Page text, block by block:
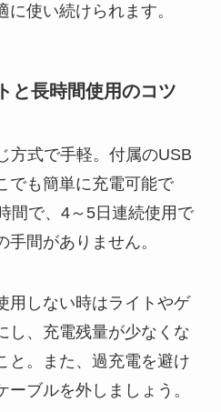
使い続けられます。
と長時間使用のコツ
方式で手軽。付属のUSB
でも簡単に充電可能で
間で、4～5日連続使用で
間がありません。
用しない時はライトやゲ
し、充電残量が少なくな
と。また、過充電を避け
ブルを外しましょう。